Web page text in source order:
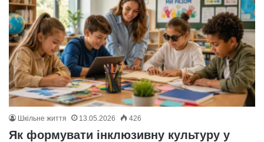
Шкільне життя 13.05.2026 426
Як формувати інклюзивну культуру у